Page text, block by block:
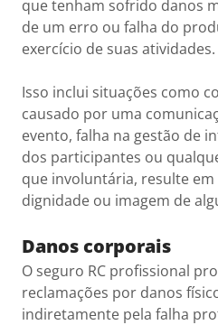
que tenham sofrido danos
de um erro ou falha do
exercício de suas atividades.
Isso inclui situações como
causado por uma
evento, falha na gestão de
dos participantes ou
que involuntária, resulte
dignidade ou imagem de
Danos corporais
O seguro RC profissional
reclamações por danos
indiretamente pela falha